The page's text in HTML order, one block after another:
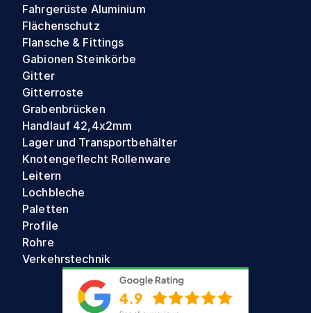
Fahrgerüste Aluminium
Flächenschutz
Flansche & Fittings
Gabionen Steinkörbe
Gitter
Gitterroste
Grabenbrücken
Handlauf 42,4x2mm
Lager und Transportbehälter
Knotengeflecht Rollenware
Leitern
Lochbleche
Paletten
Profile
Rohre
Verkehrstechnik